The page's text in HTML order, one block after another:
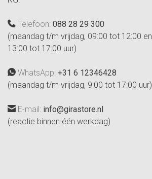
Telefoon: 088 28 29 300
(maandag t/m vrijdag, 09:00 tot 12:00 en
13:00 tot 17:00 uur)
WhatsApp: +31 6 12346428
(maandag t/m vrijdag, 9:00 tot 17:00 uur)
E-mail: info@girastore.nl
(reactie binnen één werkdag)